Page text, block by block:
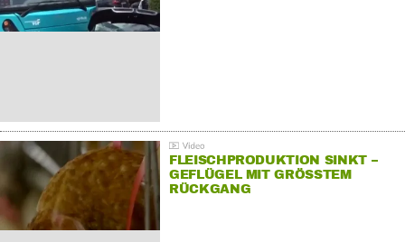
FLEISCHPRODUKTION SINKT –
GEFLÜGEL MIT GRÖSSTEM R
ÜCKGANG